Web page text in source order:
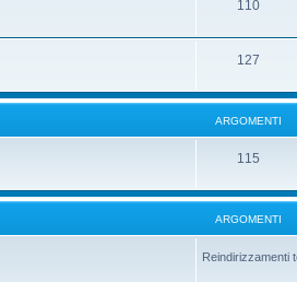
110
127
ARGOMENTI
115
ARGOMENTI
Reindirizzamenti